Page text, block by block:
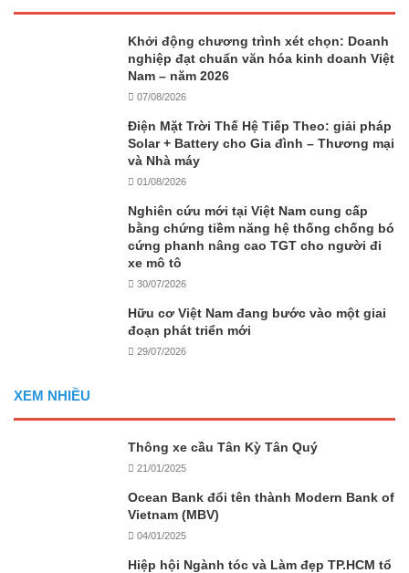
Khởi động chương trình xét chọn: Doanh
nghiệp đạt chuẩn văn hóa kinh doanh Việt
Nam – năm 2026
07/08/2026
Điện Mặt Trời Thế Hệ Tiếp Theo: giải pháp
Solar + Battery cho Gia đình – Thương mại
và Nhà máy
01/08/2026
Nghiên cứu mới tại Việt Nam cung cấp
bằng chứng tiềm năng hệ thống chống bó
cứng phanh nâng cao TGT cho người đi
xe mô tô
30/07/2026
Hữu cơ Việt Nam đang bước vào một giai
đoạn phát triển mới
29/07/2026
XEM NHIỀU
Thông xe cầu Tân Kỳ Tân Quý
21/01/2025
Ocean Bank đổi tên thành Modern Bank of
Vietnam (MBV)
04/01/2025
Hiệp hội Ngành tóc và Làm đẹp TP.HCM tổ